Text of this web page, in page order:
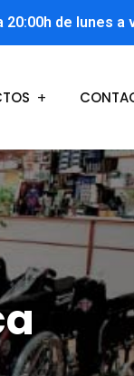
20:00h de lunes a